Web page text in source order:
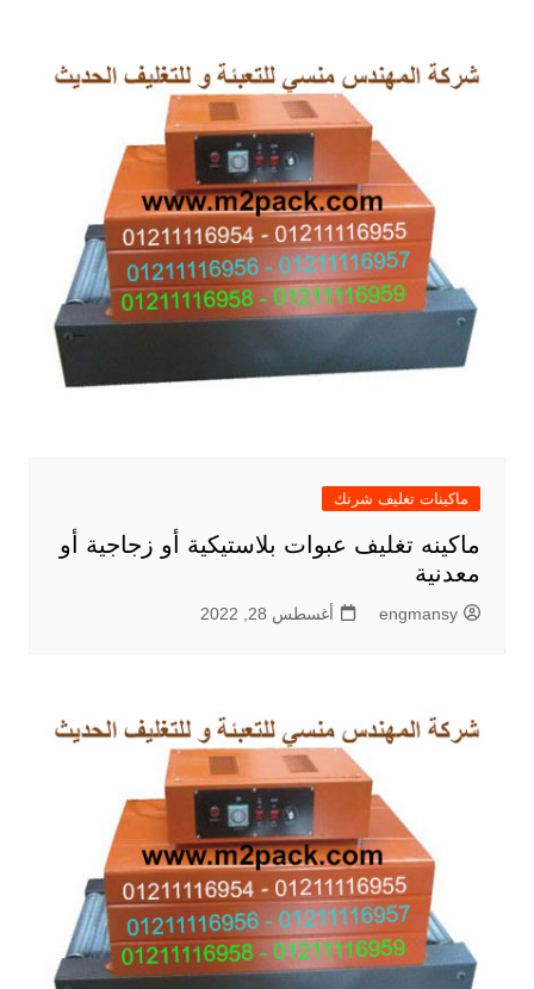
ماكينات تغليف شرنك
ماكينه تغليف عبوات بلاستيكية أو زجاجية أو
معدنية
engmansy أغسطس 28, 2022